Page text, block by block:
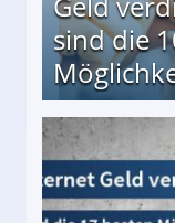
sind die
besten